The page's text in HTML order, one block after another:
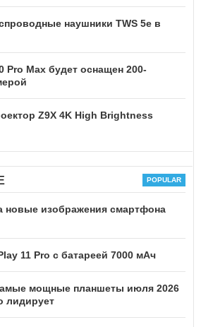
наушники TWS 5e в
Pro Max будет оснащен 200-
Z9X 4K High Brightness
новые изображения смартфона
11 Pro с батареей 7000 мАч
мощные планшеты июля 2026
лидирует